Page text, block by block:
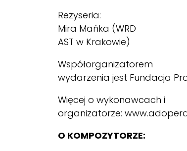
Reżyseria:
Mira Mańka (WRD
AST w Krakowie)
Współorganizatorem
wydarzenia jest Fundacja
Więcej o wykonawcach i
organizatorze:
O KOMPOZYTORZE: